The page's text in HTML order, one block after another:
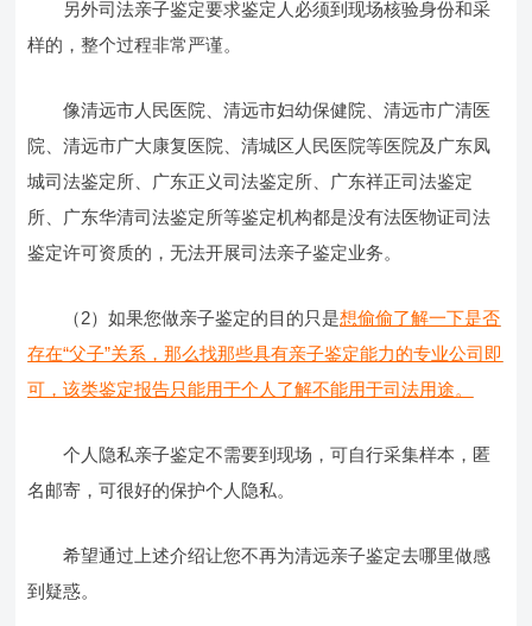
另外司法亲子鉴定要求鉴定人必须到现场核验身份和采
样的，整个过程非常严谨。
像清远市人民医院、清远市妇幼保健院、清远市广清医
院、清远市广大康复医院、清城区人民医院等医院及广东凤
城司法鉴定所、广东正义司法鉴定所、广东祥正司法鉴定
所、广东华清司法鉴定所等鉴定机构都是没有法医物证司法
鉴定许可资质的，无法开展司法亲子鉴定业务。
（2）如果您做亲子鉴定的目的只是想偷偷了解一下是否
存在“父子”关系，那么找那些具有亲子鉴定能力的专业公司即
可，该类鉴定报告只能用于个人了解不能用于司法用途。
个人隐私亲子鉴定不需要到现场，可自行采集样本，匿
名邮寄，可很好的保护个人隐私。
希望通过上述介绍让您不再为清远亲子鉴定去哪里做感
到疑惑。